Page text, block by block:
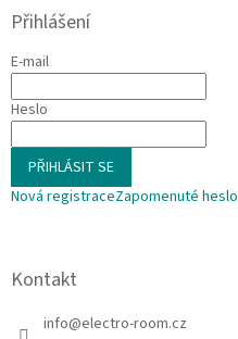
Přihlášení
E-mail
Heslo
PŘIHLÁSIT SE
Nová registraceZapomenuté heslo
Kontakt
info@electro-room.cz